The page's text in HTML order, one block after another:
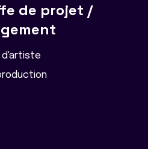
de projet /
d'artiste